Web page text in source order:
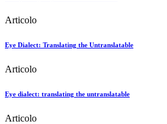
Articolo
Eye Dialect: Translating the Untranslatable
Articolo
Eye dialect: translating the untranslatable
Articolo